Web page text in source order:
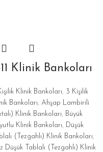
Klinik Bankoları
Klinik Bankoları, 3 Kişilik
Bankoları, Ahşap Lambirili
Klinik Bankoları, Büyük
Klinik Bankoları, Düşük
(Tezgahlı) Klinik Bankoları,
Düşük Tablalı (Tezgahlı) Klinik